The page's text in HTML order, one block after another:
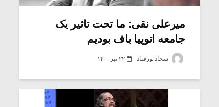
میرعلی نقی: ما تحت تاثیر یک
جامعه اتوپیا باف بودیم
سجاد پورقناد ۲۲ تیر ۱۴۰۰